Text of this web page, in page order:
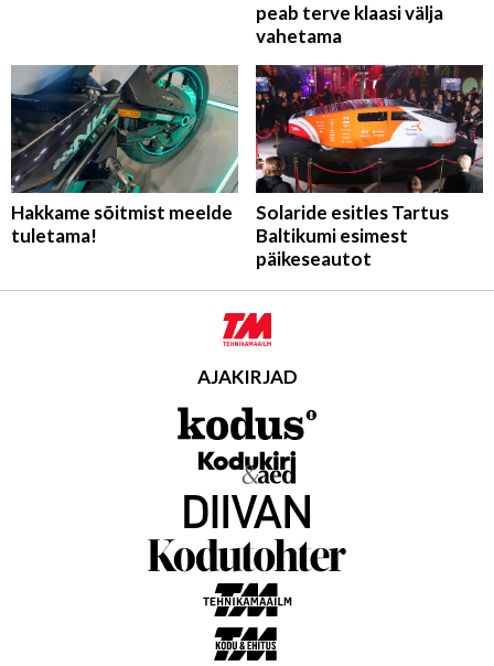
peab terve klaasi välja
vahetama
Hakkame sõitmist meelde
tuletama!
Solaride esitles Tartus
Baltikumi esimest
päikeseautot
AJAKIRJAD